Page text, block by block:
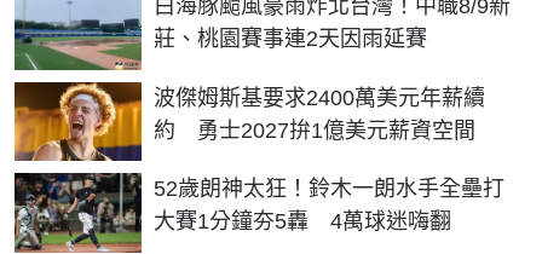
白海豚颱風豪雨炸北台灣！中職8/9新
莊、桃園賽事連2天因雨延賽
波傑姆斯基要求2400萬美元年薪續
約 勇士2027拚1億美元薪資空間
52歲朗神太狂！鈴木一朗水手全壘打
大賽1分鐘夯5轟 4萬球迷嗨翻